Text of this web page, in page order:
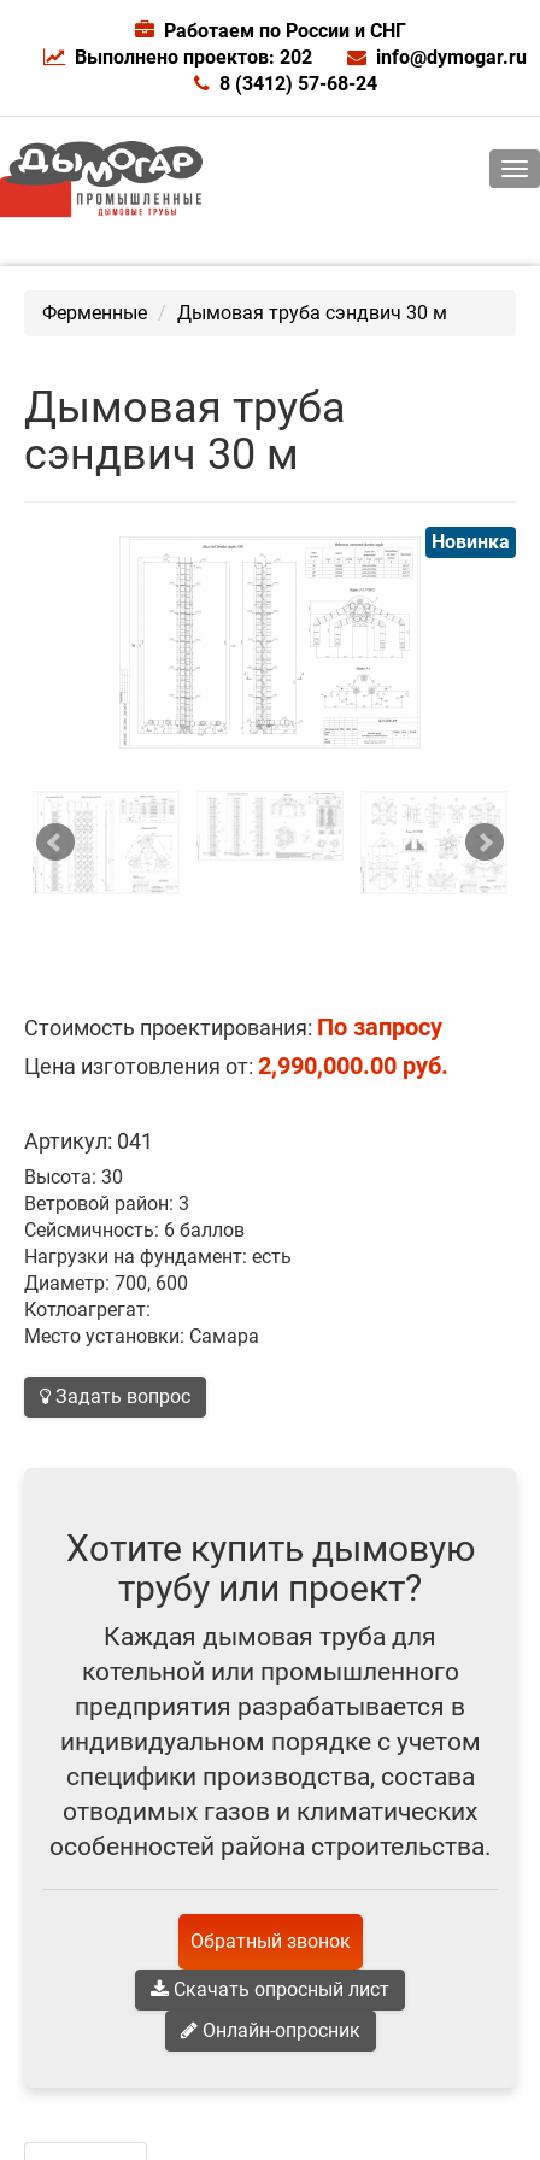
Работаем по России и СНГ
Выполнено проектов: 202
info@dymogar.ru
8 (3412) 57-68-24
Ферменные Дымовая труба сэндвич 30 м
Дымовая труба
сэндвич 30 м
Новинка
Стоимость проектирования: По запросу
Цена изготовления от: 2,990,000.00 руб.
Артикул: 041
Высота: 30
Ветровой район: 3
Сейсмичность: 6 баллов
Нагрузки на фундамент: есть
Диаметр: 700, 600
Котлоагрегат:
Место установки: Самара
Задать вопрос
Хотите купить дымовую
трубу или проект?
Каждая дымовая труба для
котельной или промышленного
предприятия разрабатывается в
индивидуальном порядке с учетом
специфики производства, состава
отводимых газов и климатических
особенностей района строительства.
Обратный звонок
Скачать опросный лист
Онлайн-опросник